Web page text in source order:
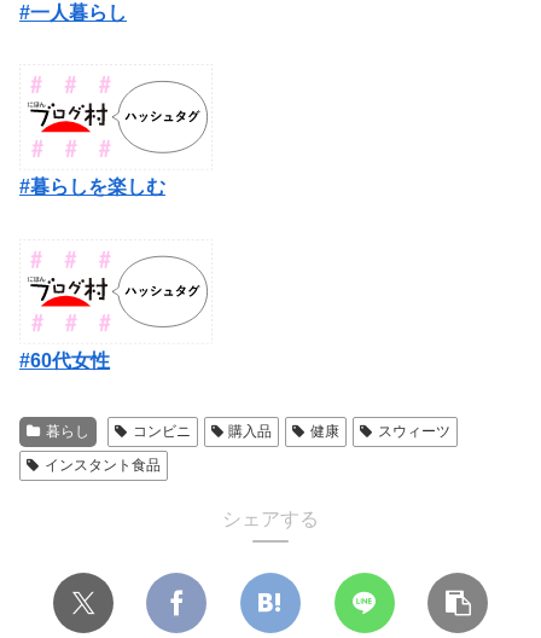
#一人暮らし
#暮らしを楽しむ
#60代女性
暮らし コンビニ 購入品 健康
スウィーツ
インスタント食品
シェアする